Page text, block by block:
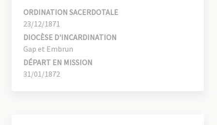
ORDINATION SACERDOTALE
23/12/1871
DIOCÈSE D'INCARDINATION
Gap et Embrun
DÉPART EN MISSION
31/01/1872